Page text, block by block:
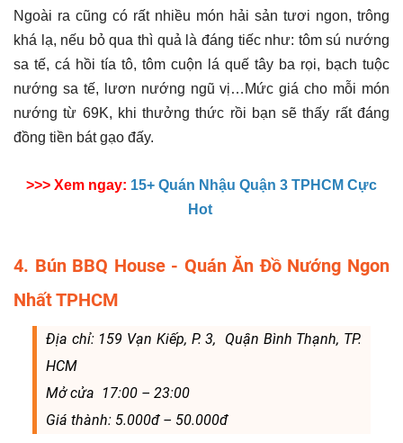
Ngoài ra cũng có rất nhiều món hải sản tươi ngon, trông
khá lạ, nếu bỏ qua thì quả là đáng tiếc như: tôm sú nướng
sa tế, cá hồi tía tô, tôm cuộn lá quế tây ba rọi, bạch tuộc
nướng sa tế, lươn nướng ngũ vị…Mức giá cho mỗi món
nướng từ 69K, khi thưởng thức rồi bạn sẽ thấy rất đáng
đồng tiền bát gạo đấy.
>>> Xem ngay: 15+ Quán Nhậu Quận 3 TPHCM Cực
Hot
4. Bún BBQ House - Quán Ăn Đồ Nướng Ngon
Nhất TPHCM
Địa chỉ: 159 Vạn Kiếp, P. 3, Quận Bình Thạnh, TP.
HCM
Mở cửa 17:00 – 23:00
Giá thành: 5.000đ – 50.000đ